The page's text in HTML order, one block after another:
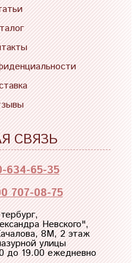
СВЯЗЬ
634-65-35
707-08-75
Невского",
8М, 2 этаж
улицы
до 19.00 ежедневно